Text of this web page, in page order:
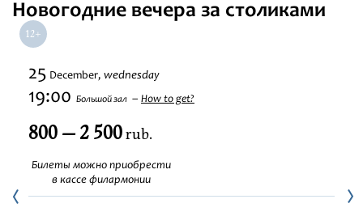
Festivals
Новогодние вечера за столиками
25 December, wednesday
19:00 Большой зал How to get?
800 — 2 500rub.
Билеты можно приобрести
в кассе филармонии